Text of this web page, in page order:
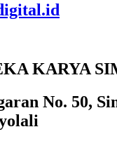
KARYA
No. 50,